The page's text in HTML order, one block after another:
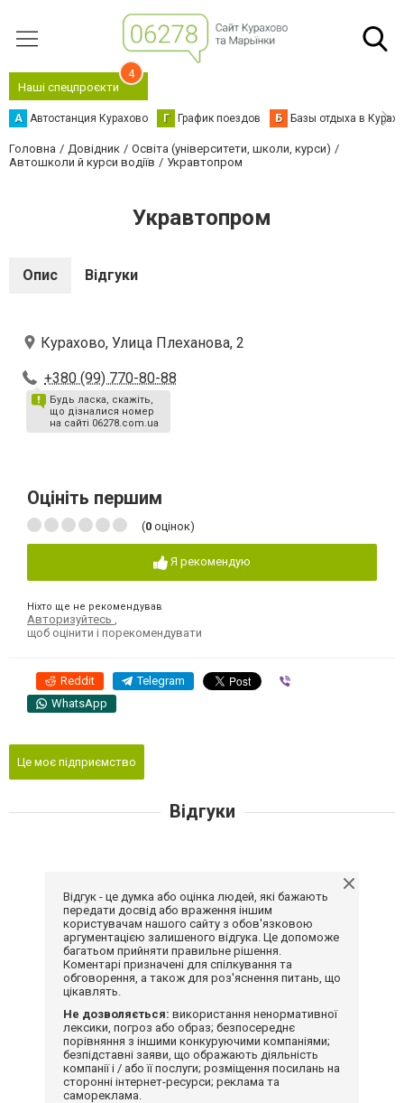
Наші спецпроєкти
4
А Автостанция Курахово Г График поездов Б Базы отдыха в
Головна Довідник
Освіта (університети, школи, курси)
Автошколи й курси водіїв
Укравтопром
Укравтопром
Опис Відгуки
Курахово, Улица Плеханова, 2
+380 (99) 770-80-88
Будь ласка, скажіть,
що дізналися номер
на сайті 06278.com.ua
Оцініть першим
(0 оцінок)
Я рекомендую
Ніхто ще не рекомендував
Авторизуйтесь
щоб оцінити і порекомендувати
Reddit Telegram
WhatsApp
Це моє підприємство
Відгуки
Відгук - це думка або оцінка людей, які бажають
передати досвід або враження іншим
користувачам нашого сайту з обов'язковою
аргументацією залишеного відгука. Це допоможе
багатьом прийняти правильне рішення.
Коментарі призначені для спілкування та
обговорення, а також для роз'яснення питань, що
цікавлять.
Не дозволяється: використання ненормативної
лексики, погроз або образ; безпосереднє
порівняння з іншими конкуруючими компаніями;
безпідставні заяви, що ображають діяльність
компанії і / або її послуги; розміщення посилань на
сторонні інтернет-ресурси; реклама та
самореклама.